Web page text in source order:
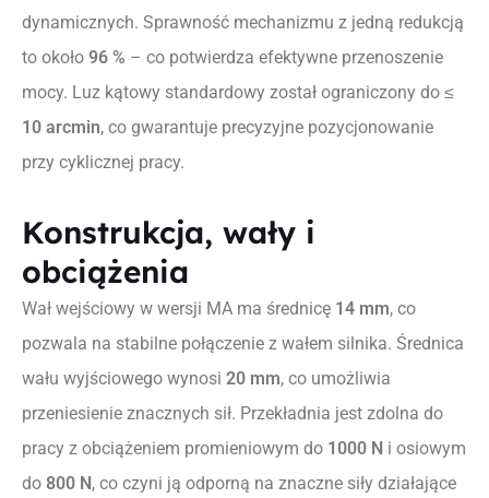
dynamicznych. Sprawność mechanizmu z jedną redukcją
to około 96 % – co potwierdza efektywne przenoszenie
mocy. Luz kątowy standardowy został ograniczony do ≤
10 arcmin, co gwarantuje precyzyjne pozycjonowanie
przy cyklicznej pracy.
Konstrukcja, wały i
obciążenia
Wał wejściowy w wersji MA ma średnicę 14 mm, co
pozwala na stabilne połączenie z wałem silnika. Średnica
wału wyjściowego wynosi 20 mm, co umożliwia
przeniesienie znacznych sił. Przekładnia jest zdolna do
pracy z obciążeniem promieniowym do 1000 N i osiowym
do 800 N, co czyni ją odporną na znaczne siły działające